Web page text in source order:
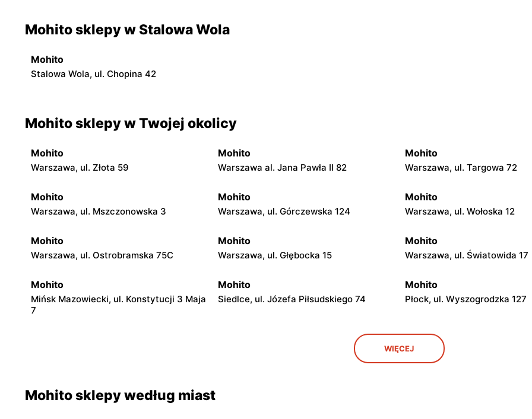
Mohito sklepy w Stalowa Wola
Mohito
Stalowa Wola, ul. Chopina 42
Mohito sklepy w Twojej okolicy
Mohito
Warszawa, ul. Złota 59
Mohito
Warszawa al. Jana Pawła II 82
Mohito
Warszawa, ul. Targowa 72
Mohito
Warszawa, ul. Mszczonowska 3
Mohito
Warszawa, ul. Górczewska 124
Mohito
Warszawa, ul. Wołoska 12
Mohito
Warszawa, ul. Ostrobramska 75C
Mohito
Warszawa, ul. Głębocka 15
Mohito
Warszawa, ul. Światowida 17
Mohito
Mińsk Mazowiecki, ul. Konstytucji 3 Maja
7
Mohito
Siedlce, ul. Józefa Piłsudskiego 74
Mohito
Płock, ul. Wyszogrodzka 127
Ostrołęka, ul. Gen. Augusta Emila
Mohito
Łódź al. Marsz. Józefa
15/23
Mohito
WIĘCEJ
Mohito sklepy według miast